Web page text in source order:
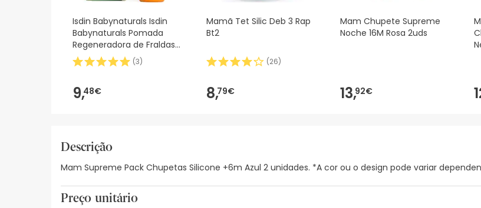
Isdin Babynaturals Isdin
Babynaturals Pomada
Regeneradora de Fraldas
50ml
(3)
9,48€
Mamã Tet Silic Deb 3 Rap
Bt2
(26)
8,79€
Mam Chupete Supreme
Noche 16M Rosa 2uds
13,92€
Descrição
Mam Supreme Pack Chupetas Silicone +6m Azul 2 unidades. *A cor ou o design pode variar
Preço unitário